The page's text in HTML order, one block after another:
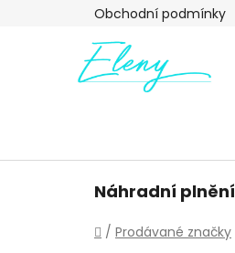
Obchodní podmínky
Náhradní plnění
Domů
/ Prodávané značky